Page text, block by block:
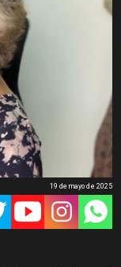
19 de mayo de 2025